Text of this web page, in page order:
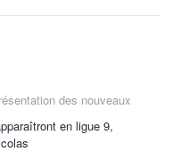
des nouveaux
en ligue 9,